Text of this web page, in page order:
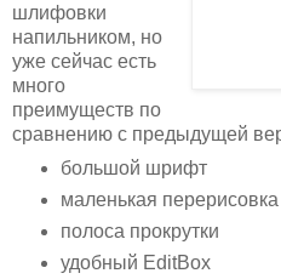
шлифовки
напильником, но
уже сейчас есть
много
преимуществ по
сравнению с предыдущей
большой шрифт
маленькая
полоса прокрутки
удобный EditBox